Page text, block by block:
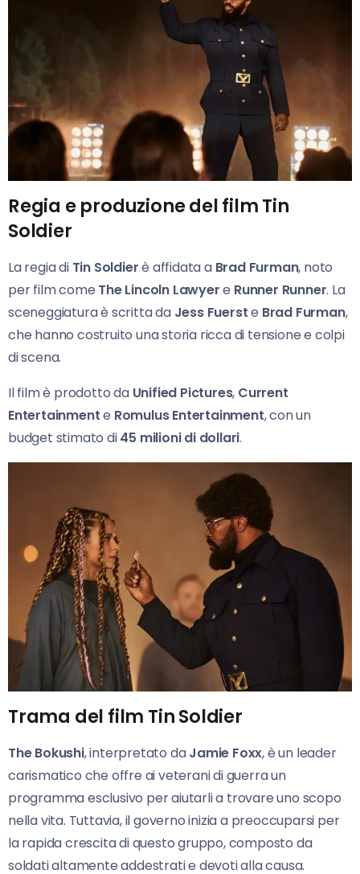
Regia e produzione del film Tin
Soldier
La regia di Tin Soldierè affidata a Brad Furman, noto
per film come The Lincoln Lawyere Runner Runner. La
sceneggiatura è scritta da Jess Fuerste Brad Furman,
che hanno costruito una storia ricca di tensione e colpi
di scena.
Il film è prodotto da Unified Pictures, Current
Entertainmente Romulus Entertainment, con un
budget stimato di45 milioni di dollari.
Trama del film Tin Soldier
The Bokushi, interpretato daJamie Foxx, è un leader
carismatico che offre ai veterani di guerra un
programma esclusivo per aiutarli a trovare uno scopo
nella vita. Tuttavia, il governo inizia a preoccuparsi per
la rapida crescita di questo gruppo, composto da
soldati altamente addestrati e devoti alla causa.